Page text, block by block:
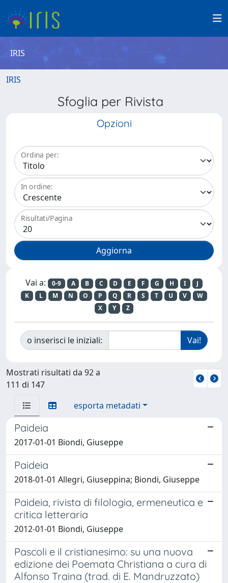
IRIS
IRIS
Sfoglia per Rivista
Opzioni
Ordina per:
In ordine:
Risultati/Pagina
Vai a: 0-9 A B C D E F G H I
J
K
L M N O P Q R S T U V
W
X
Y Z
o inserisci le iniziali:
Mostrati risultati da 92 a
111 di 147
esporta metadati
Paideia
2017-01-01 Biondi, Giuseppe
Paideia
2018-01-01 Allegri, Giuseppina; Biondi, Giuseppe
Paideia, rivista di filologia, ermeneutica e
critica letteraria
2012-01-01 Biondi, Giuseppe
Pascoli e il cristianesimo: su una nuova
edizione dei Poemata Christiana a cura di
Alfonso Traina (trad. di E. Mandruzzato)